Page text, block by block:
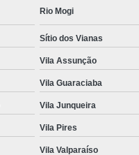
Rio Mogi
Sítio dos Vianas
Vila Assunção
Vila Guaraciaba
Vila Junqueira
Vila Pires
Vila Valparaíso